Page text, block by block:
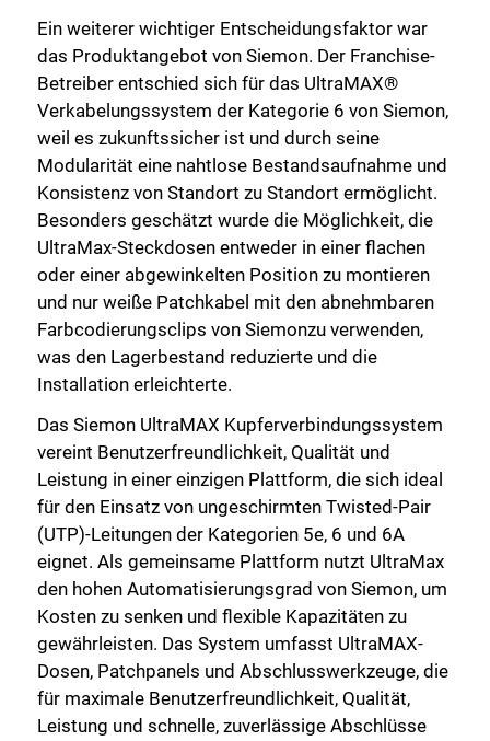
Ein weiterer wichtiger Entscheidungsfaktor war
das Produktangebot von Siemon. Der Franchise-
Betreiber entschied sich für das UltraMAX®
Verkabelungssystem der Kategorie 6 von Siemon,
weil es zukunftssicher ist und durch seine
Modularität eine nahtlose Bestandsaufnahme und
Konsistenz von Standort zu Standort ermöglicht.
Besonders geschätzt wurde die Möglichkeit, die
UltraMax-Steckdosen entweder in einer flachen
oder einer abgewinkelten Position zu montieren
und nur weiße Patchkabel mit den abnehmbaren
Farbcodierungsclips von Siemonzu verwenden,
was den Lagerbestand reduzierte und die
Installation erleichterte.
Das Siemon UltraMAX Kupferverbindungssystem
vereint Benutzerfreundlichkeit, Qualität und
Leistung in einer einzigen Plattform, die sich ideal
für den Einsatz von ungeschirmten Twisted-Pair
(UTP)-Leitungen der Kategorien 5e, 6 und 6A
eignet. Als gemeinsame Plattform nutzt UltraMax
den hohen Automatisierungsgrad von Siemon, um
Kosten zu senken und flexible Kapazitäten zu
gewährleisten. Das System umfasst UltraMAX-
Dosen, Patchpanels und Abschlusswerkzeuge, die
für maximale Benutzerfreundlichkeit, Qualität,
Leistung und schnelle, zuverlässige Abschlüsse